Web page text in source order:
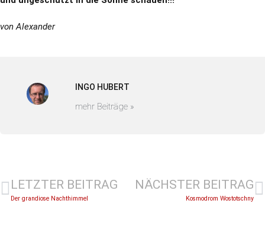
von Alexander
INGO HUBERT
mehr Beiträge »
LETZTER BEITRAG
Der grandiose Nachthimmel
NÄCHSTER BEITRAG
Kosmodrom Wostotschny